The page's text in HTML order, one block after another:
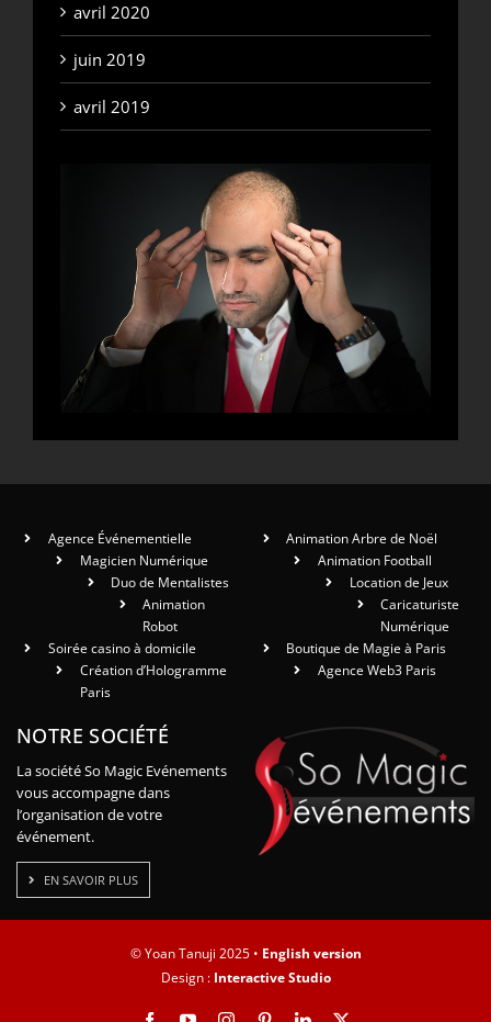
avril 2020
juin 2019
avril 2019
Agence Événementielle
Magicien Numérique
Duo de Mentalistes
Animation
Robot
Soirée casino à domicile
Création d’Hologramme
Paris
Animation Arbre de Noël
Animation Football
Location de Jeux
Caricaturiste
Numérique
Boutique de Magie à Paris
Agence Web3 Paris
NOTRE SOCIÉTÉ
La société So Magic Evénements
vous accompagne dans
l’organisation de votre
événement.
EN SAVOIR PLUS
© Yoan Tanuji 2025 • English version
Design : Interactive Studio